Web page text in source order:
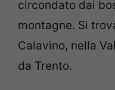
circondato dai
montagne. Si
Calavino, nella
da Trento.